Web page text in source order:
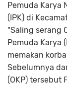
Pemuda Karya
(IPK) di
"Saling serang
Pemuda Karya
memakan
Sebelumnya
(OKP) tersebut